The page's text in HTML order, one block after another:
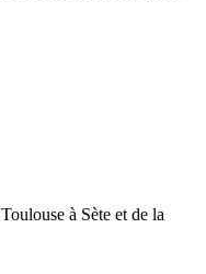
à Sète et de la